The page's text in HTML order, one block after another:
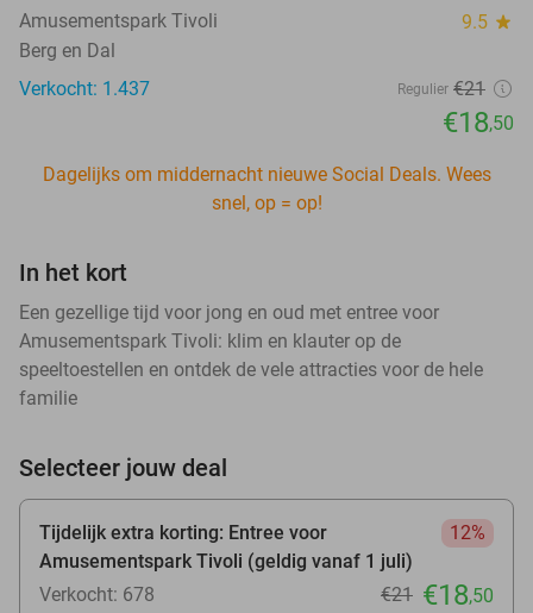
Amusementspark Tivoli 9.5 star
Berg en Dal
Verkocht: 1.437
Regulier €21
€18,50
Dagelijks om middernacht nieuwe Social Deals. Wees
snel, op = op!
In het kort
Een gezellige tijd voor jong en oud met entree voor
Amusementspark Tivoli: klim en klauter op de
speeltoestellen en ontdek de vele attracties voor de hele
familie
Selecteer jouw deal
Tijdelijk extra korting: Entree voor
Amusementspark Tivoli (geldig vanaf 1 juli)
12%
Verkocht: 678 €21 €18,50